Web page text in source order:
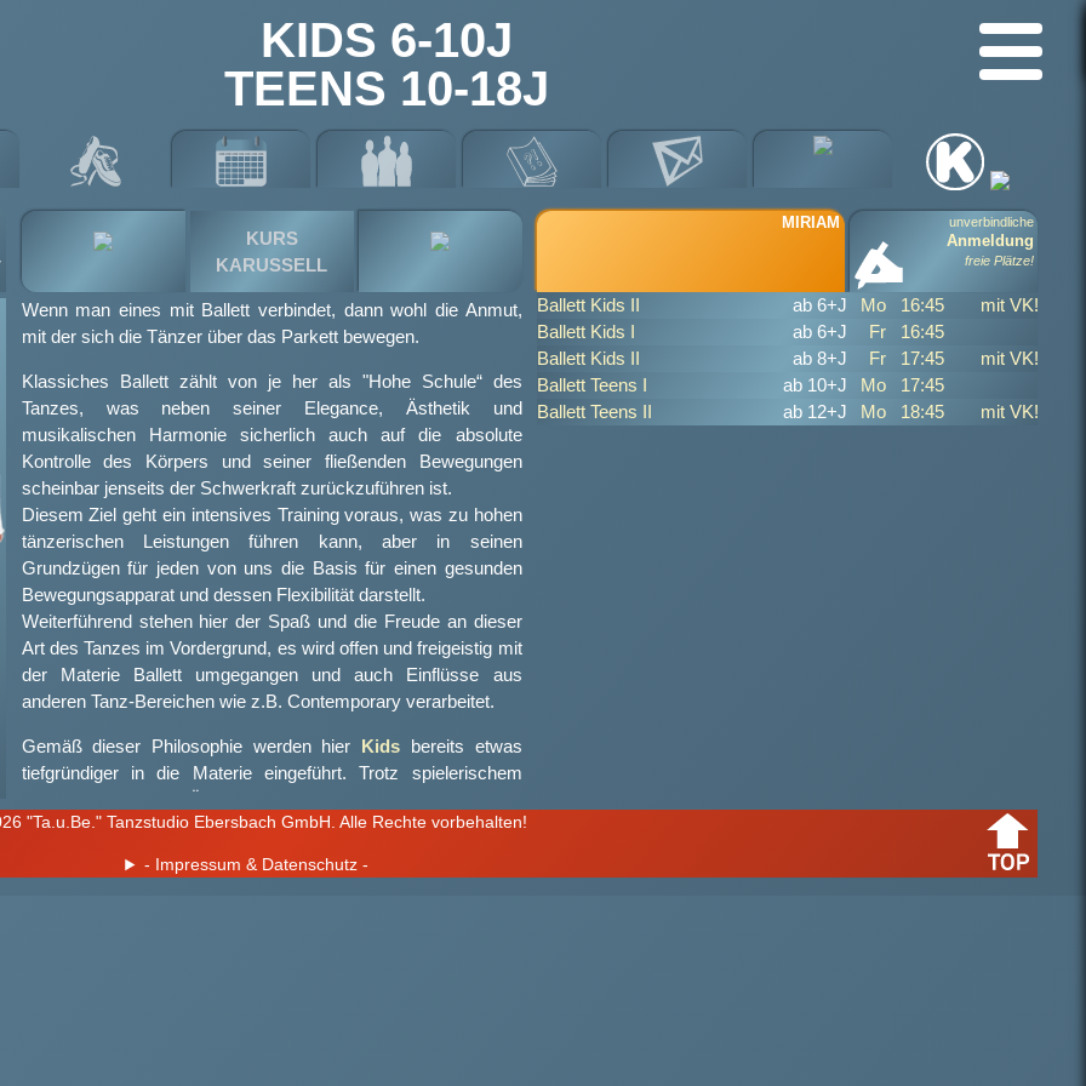
KIDS 6-10J
TEENS 10-18J
KURS
KARUSSELL
Wenn man eines mit Ballett verbindet, dann wohl die Anmut,
mit der sich die Tänzer über das Parkett bewegen.
Klassiches Ballett zählt von je her als "Hohe Schule“ des
Tanzes, was neben seiner Elegance, Ästhetik und
musikalischen Harmonie sicherlich auch auf die absolute
Kontrolle des Körpers und seiner fließenden Bewegungen
scheinbar jenseits der Schwerkraft zurückzuführen ist.
Diesem Ziel geht ein intensives Training voraus, was zu hohen
tänzerischen Leistungen führen kann, aber in seinen
Grundzügen für jeden von uns die Basis für einen gesunden
Bewegungsapparat und dessen Flexibilität darstellt.
Weiterführend stehen hier der Spaß und die Freude an dieser
Art des Tanzes im Vordergrund, es wird offen und freigeistig mit
der Materie Ballett umgegangen und auch Einflüsse aus
anderen Tanz-Bereichen wie z.B. Contemporary verarbeitet.
Gemäß dieser Philosophie werden hier Kids bereits etwas
tiefgründiger in die Materie eingeführt. Trotz spielerischem
Genauigkeit und Excellenz ab, Fachbegriffe werden eingeführt
kleinen Körper konsequent geschult.
MIRIAM unverbindliche
Anmeldung
freie Plätze!
Ballett Kids II ab 6+J Mo 16:45
mit VK!
Ballett Kids I
ab 6+J Fr
16:45
Ballett Kids II
ab 8+J Fr 17:45
mit VK!
Ballett Teens I
ab 10+J Mo
17:45
Ballett Teens II
ab 12+J Mo 18:45 mit VK!
"Ta.u.Be." Tanzstudio Ebersbach GmbH. Alle Rechte vorbehalten!
- Impressum & Datenschutz -